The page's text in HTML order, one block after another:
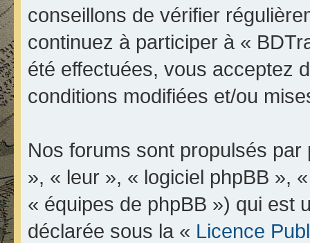
conseillons de vérifier
continuez à participer à «
été effectuées, vous acceptez
conditions modifiées et/ou
Nos forums sont propulsés
», « leur », « logiciel phpBB »,
« équipes de phpBB ») qui est
déclarée sous la « Licence